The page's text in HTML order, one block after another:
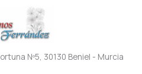
Nº5, 30130 Beniel - Murcia